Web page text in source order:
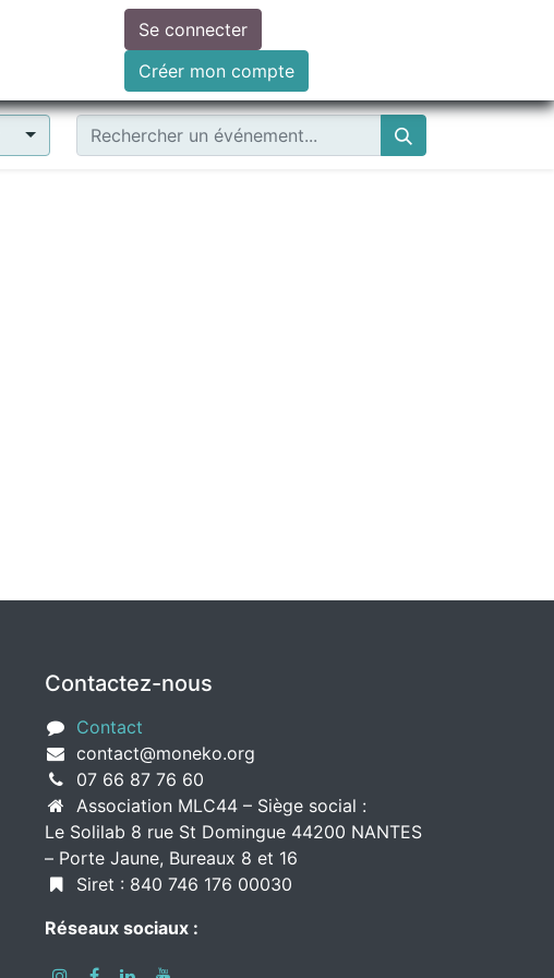
Faire un don
Se connecter
Créer mon compte
Contactez-nous
Contact
contact@moneko.org
07 66 87 76 60
Association MLC44 – Siège social :
Le Solilab 8 rue St Domingue 44200 NANTES
– Porte Jaune, Bureaux 8 et 16
Siret : 840 746 176 00030
Réseaux sociaux :